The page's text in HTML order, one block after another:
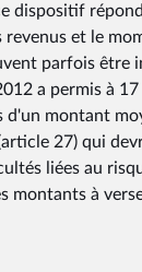
dispositif
et le
parfois être
a permis à
d'un montant
27) qui
liées au
montants à